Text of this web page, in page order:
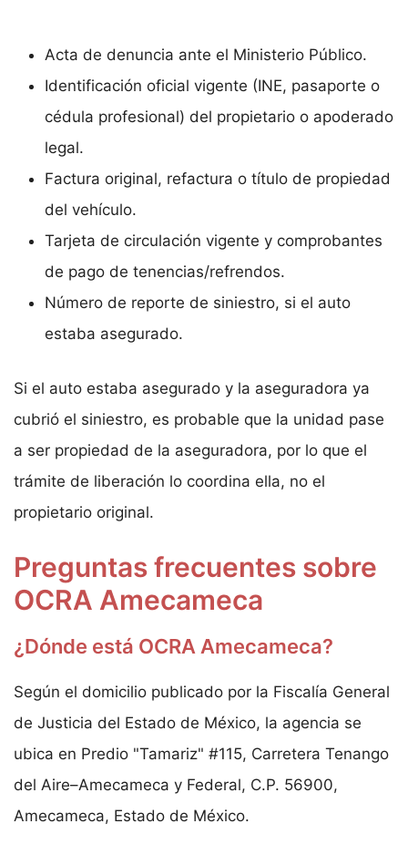
Acta de denuncia ante el Ministerio Público.
Identificación oficial vigente (INE, pasaporte o
cédula profesional) del propietario o apoderado
legal.
Factura original, refactura o título de propiedad
del vehículo.
Tarjeta de circulación vigente y comprobantes
de pago de tenencias/refrendos.
Número de reporte de siniestro, si el auto
estaba asegurado.
Si el auto estaba asegurado y la aseguradora ya
cubrió el siniestro, es probable que la unidad pase
a ser propiedad de la aseguradora, por lo que el
trámite de liberación lo coordina ella, no el
propietario original.
Preguntas frecuentes sobre
OCRA Amecameca
¿Dónde está OCRA Amecameca?
Según el domicilio publicado por la Fiscalía General
de Justicia del Estado de México, la agencia se
ubica en Predio "Tamariz" #115, Carretera Tenango
del Aire–Amecameca y Federal, C.P. 56900,
Amecameca, Estado de México.